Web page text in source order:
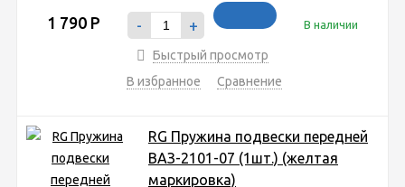
1 790 Р - + В наличии
Быстрый просмотр
В избранное
Сравнение
RG Пружина подвески передней
ВАЗ-2101-07 (1шт.) (желтая
маркировка)